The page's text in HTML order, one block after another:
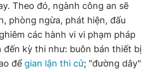
Theo đó, ngành công an sẽ
phòng ngừa, phát hiện, đấu
các hành vi vi phạm pháp
đến kỳ thi như: buôn bán thiết bị
để gian lận thi cử; "đường dây"